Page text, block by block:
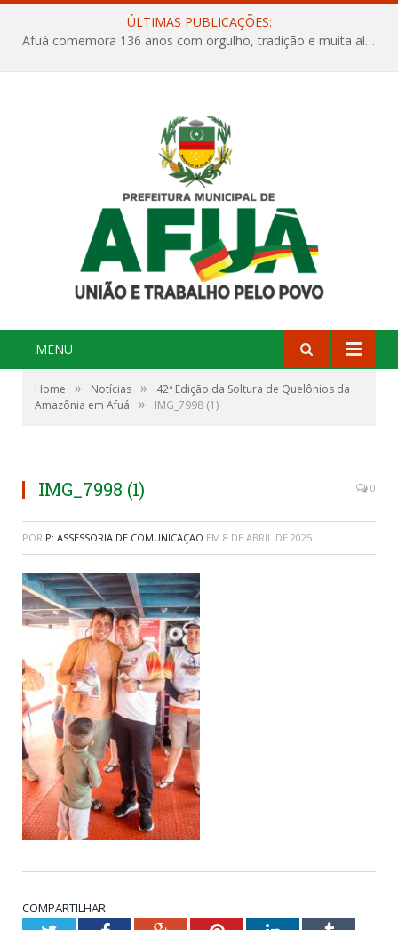
ÚLTIMAS PUBLICAÇÕES:
Afuá comemora 136 anos com orgulho, tradição e muita alegria na Quadra Dr. Nelson Salomão
MENU
Home » Notícias »
42ª Edição da Soltura de Quelônios da
Amazônia em Afuá
» IMG_7998 (1)
IMG_7998 (1) 0
POR P: ASSESSORIA DE COMUNICAÇÃO EM 8 DE ABRIL DE 2025
COMPARTILHAR: